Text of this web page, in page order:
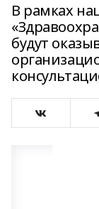
В рамках
будут